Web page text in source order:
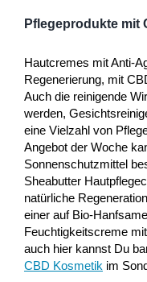
Pflegeprodukte mit
Hautcremes mit Anti-
Regenerierung, mit
Auch die reinigende
werden,
eine Vielzahl von
Angebot der Woche
Sonnenschutzmittel
Sheabutter
natürliche
einer auf Bio-
Feuchtigkeitscreme
auch hier kannst Du
CBD Kosmetik im